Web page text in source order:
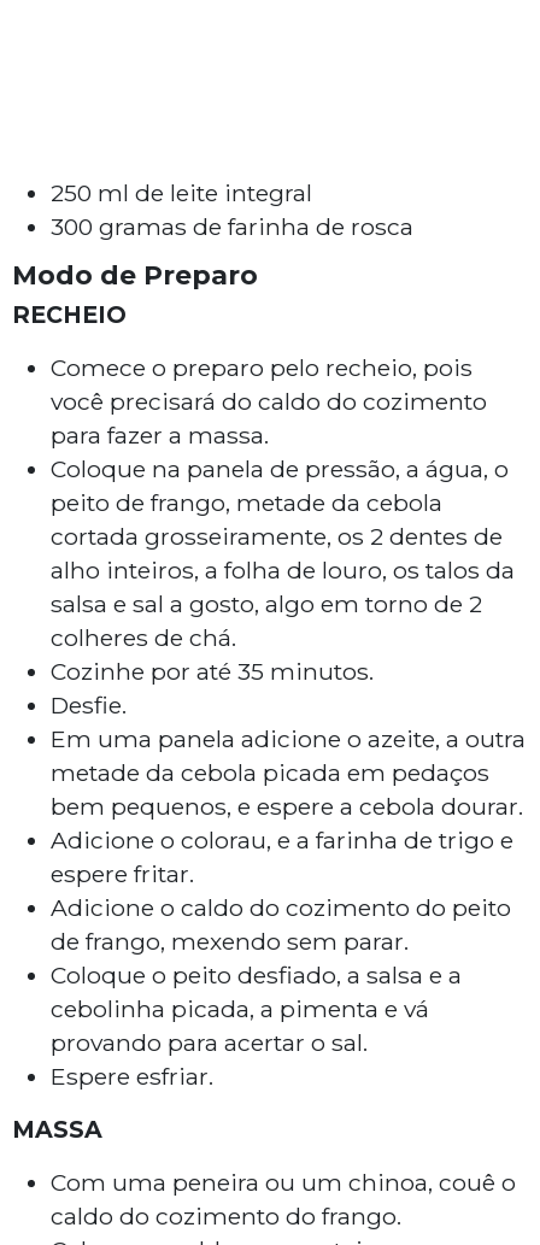
250 ml de leite integral
300 gramas de farinha de rosca
Modo de Preparo
RECHEIO
Comece o preparo pelo recheio, pois
você precisará do caldo do cozimento
para fazer a massa.
Coloque na panela de pressão, a água, o
peito de frango, metade da cebola
cortada grosseiramente, os 2 dentes de
alho inteiros, a folha de louro, os talos da
salsa e sal a gosto, algo em torno de 2
colheres de chá.
Cozinhe por até 35 minutos.
Desfie.
Em uma panela adicione o azeite, a outra
metade da cebola picada em pedaços
bem pequenos, e espere a cebola dourar.
Adicione o colorau, e a farinha de trigo e
espere fritar.
Adicione o caldo do cozimento do peito
de frango, mexendo sem parar.
Coloque o peito desfiado, a salsa e a
cebolinha picada, a pimenta e vá
provando para acertar o sal.
Espere esfriar.
MASSA
Com uma peneira ou um chinoa, couê o
caldo do cozimento do frango.